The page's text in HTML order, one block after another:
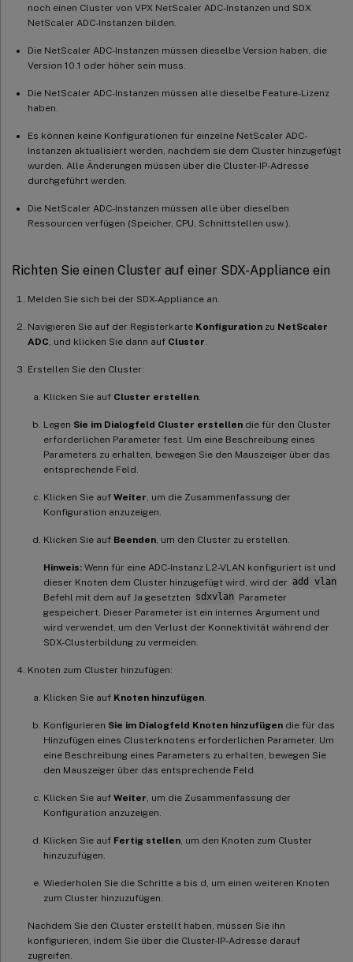
noch einen Cluster von VPX NetScaler ADC-Instanzen und SDX
NetScaler ADC-Instanzen bilden.
Die NetScaler ADC-Instanzen müssen dieselbe Version haben, die
Version 10.1 oder höher sein muss.
Die NetScaler ADC-Instanzen müssen alle dieselbe Feature-Lizenz
haben.
Es können keine Konfigurationen für einzelne NetScaler ADC-
Instanzen aktualisiert werden, nachdem sie dem Cluster hinzugefügt
wurden. Alle Änderungen müssen über die Cluster-IP-Adresse
durchgeführt werden.
Die NetScaler ADC-Instanzen müssen alle über dieselben
Ressourcen verfügen (Speicher, CPU, Schnittstellen usw.).
Richten Sie einen Cluster auf einer SDX-Appliance ein
Melden Sie sich bei der SDX-Appliance an.
Navigieren Sie auf der Registerkarte Konfiguration zu NetScaler
ADC , und klicken Sie dann auf Cluster
Erstellen Sie den Cluster:
Klicken Sie auf Cluster erstellen
Legen Sie im Dialogfeld Cluster erstellen die für den Cluster
erforderlichen Parameter fest. Um eine Beschreibung eines
Parameters zu erhalten, bewegen Sie den Mauszeiger über das
entsprechende Feld.
Klicken Sie auf Weiter , um die Zusammenfassung der
Konfiguration anzuzeigen.
Klicken Sie auf Beenden , um den Cluster zu erstellen.
Hinweis: Wenn für eine ADC-Instanz L2-VLAN konfiguriert ist und
dieser Knoten dem Cluster hinzugefügt wird, wird der add vlan
Befehl mit dem auf Ja gesetzten sdxvlan Parameter
gespeichert. Dieser Parameter ist ein internes Argument und
wird verwendet, um den Verlust der Konnektivität während der
SDX-Clusterbildung zu vermeiden.
Knoten zum Cluster hinzufügen:
Klicken Sie auf Knoten hinzufügen
Konfigurieren Sie im Dialogfeld Knoten hinzufügen die für das
Hinzufügen eines Clusterknotens erforderlichen Parameter. Um
eine Beschreibung eines Parameters zu erhalten, bewegen Sie
den Mauszeiger über das entsprechende Feld.
Klicken Sie auf Weiter , um die Zusammenfassung der
Konfiguration anzuzeigen.
Klicken Sie auf Fertig stellen , um den Knoten zum Cluster
hinzuzufügen.
Wiederholen Sie die Schritte a bis d, um einen weiteren Knoten
zum Cluster hinzuzufügen.
Nachdem Sie den Cluster erstellt haben, müssen Sie ihn
konfigurieren, indem Sie über die Cluster-IP-Adresse darauf
zugreifen.